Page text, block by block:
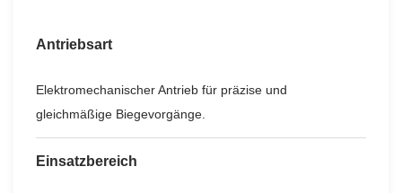
Antriebsart
Elektromechanischer Antrieb für präzise und
gleichmäßige Biegevorgänge.
Einsatzbereich